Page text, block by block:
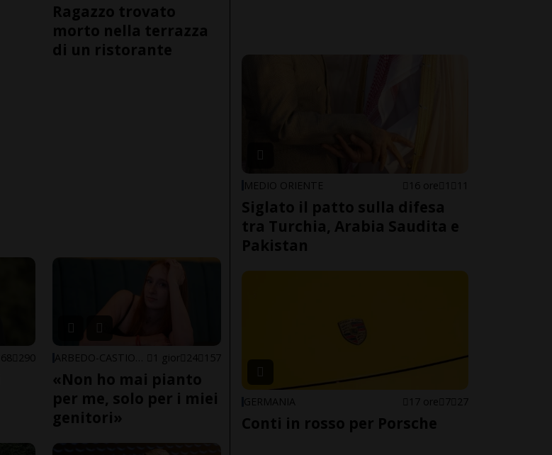
Ragazzo trovato
morto nella terrazza
di un ristorante
68 290 1 gior 24 157
«Non ho mai pianto
per me, solo per i miei
genitori»
MEDIO ORIENTE 16 ore 1 11
Siglato il patto sulla difesa
tra Turchia, Arabia Saudita e
Pakistan
GERMANIA 17 ore 7 27
Conti in rosso per Porsche